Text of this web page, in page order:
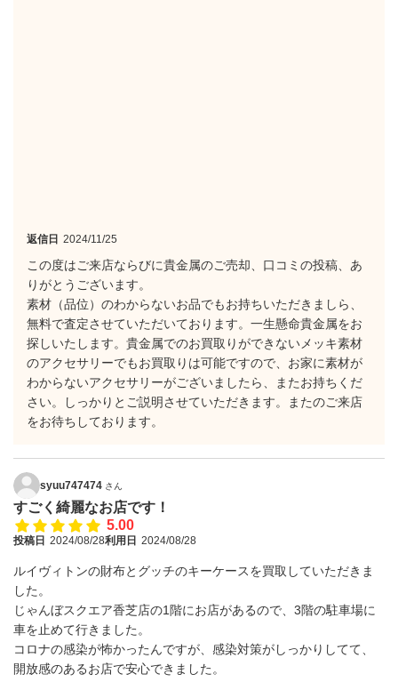
返信日 2024/11/25
この度はご来店ならびに貴金属のご売却、口コミの投稿、あ
りがとうございます。
素材（品位）のわからないお品でもお持ちいただきましら、
無料で査定させていただいております。一生懸命貴金属をお
探しいたします。貴金属でのお買取りができないメッキ素材
のアクセサリーでもお買取りは可能ですので、お家に素材が
わからないアクセサリーがございましたら、またお持ちくだ
さい。しっかりとご説明させていただきます。またのご来店
をお待ちしております。
syuu747474 さん
すごく綺麗なお店です！
5.00
投稿日 2024/08/28利用日 2024/08/28
ルイヴィトンの財布とグッチのキーケースを買取していただきま
した。
じゃんぼスクエア香芝店の1階にお店があるので、3階の駐車場に
車を止めて行きました。
コロナの感染が怖かったんですが、感染対策がしっかりしてて、
開放感のあるお店で安心できました。